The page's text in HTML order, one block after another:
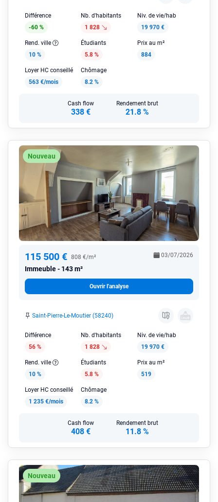
Différence
-60 %
Nb. d'habitants
1 828
Niv. de vie/hab
19 970 €
Rend. ville
10 %
Étudiants
5.8 %
Prix au m²
884
Loyer HC conseillé
563 €/mois
Chômage
8.2 %
Cash flow
338 €
Rendement brut
21.8 %
Nouveau
115 500 € 808 €/m²
Immeuble 143 m²
03/07/2026
Ouvrir l'analyse
Saint-Pierre-Le-Moutier (58240)
Différence
56 %
Nb. d'habitants
1 828
Niv. de vie/hab
19 970 €
Rend. ville
10 %
Étudiants
5.8 %
Prix au m²
519
Loyer HC conseillé
1 235 €/mois
Chômage
8.2 %
Cash flow
408 €
Rendement brut
11.8 %
Nouveau